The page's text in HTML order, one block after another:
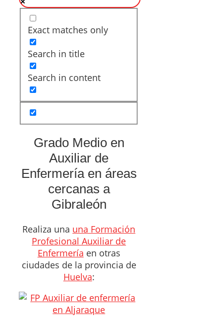
Exact matches only
Search in title
Search in content
Grado Medio en
Auxiliar de
Enfermería en áreas
cercanas a
Gibraleón
Realiza una una Formación
Profesional Auxiliar de
Enfermería en otras
ciudades de la provincia de
Huelva: